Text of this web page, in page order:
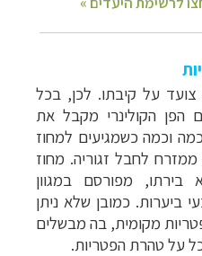
על קיבתו. לכן, בכל
הפן הקולינרי מקבל את
וכמה כשמגיעים למחוז
לחבל זגוריה. מחוז
בירתו, מפורסם במגוון
ביערות. כמובן שלא ניתן
מקומית, בה מבשלים
על טהרת הפטריות.